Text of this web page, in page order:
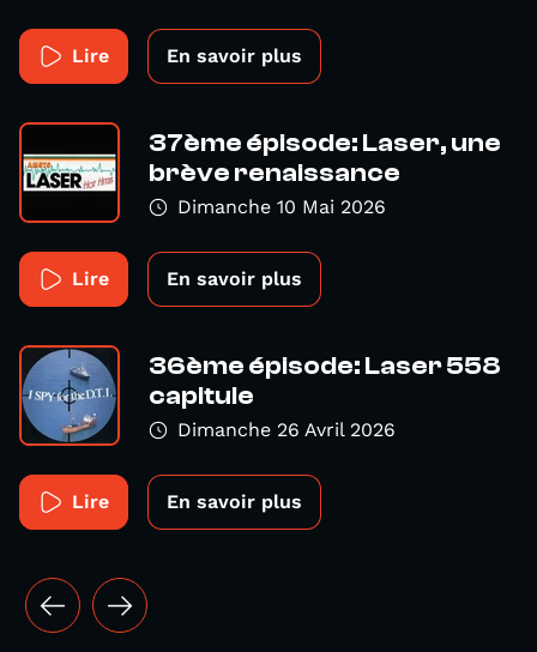
Lire En savoir plus
37ème épisode: Laser, une
brève renaissance
Dimanche 10 Mai 2026
Lire En savoir plus
36ème épisode: Laser 558
capitule
Dimanche 26 Avril 2026
Lire En savoir plus